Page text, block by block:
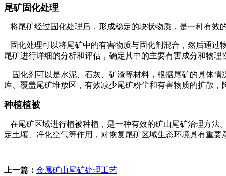
尾矿固化处理
将尾矿经过固化处理后，形成稳定的块状物质，是一种有效
固化处理可以将尾矿中的有害物质与固化剂混合，然后通过
尾矿进行详细的分析和评估，确定其中的主要有害成分和物
固化剂可以是水泥、石灰、矿渣等材料，根据尾矿的具体情
库、覆盖尾矿堆放区，有效减少尾矿粉尘和有害物质的扩散
种植植被
在尾矿区域进行植被种植，是一种有效的矿山尾矿治理方法
定土壤、净化空气等作用，对恢复尾矿区域生态环境具有重要
上一篇： 金属矿山尾矿处理工艺